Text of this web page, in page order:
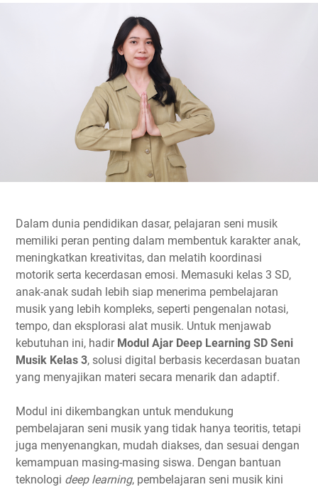
Dalam dunia pendidikan dasar, pelajaran seni musik
memiliki peran penting dalam membentuk karakter anak,
meningkatkan kreativitas, dan melatih koordinasi
motorik serta kecerdasan emosi. Memasuki kelas 3 SD,
anak-anak sudah lebih siap menerima pembelajaran
musik yang lebih kompleks, seperti pengenalan notasi,
tempo, dan eksplorasi alat musik. Untuk menjawab
kebutuhan ini, hadir Modul Ajar Deep Learning SD Seni
Musik Kelas 3, solusi digital berbasis kecerdasan buatan
yang menyajikan materi secara menarik dan adaptif.
Modul ini dikembangkan untuk mendukung
pembelajaran seni musik yang tidak hanya teoritis, tetapi
juga menyenangkan, mudah diakses, dan sesuai dengan
kemampuan masing-masing siswa. Dengan bantuan
teknologi deep learning, pembelajaran seni musik kini